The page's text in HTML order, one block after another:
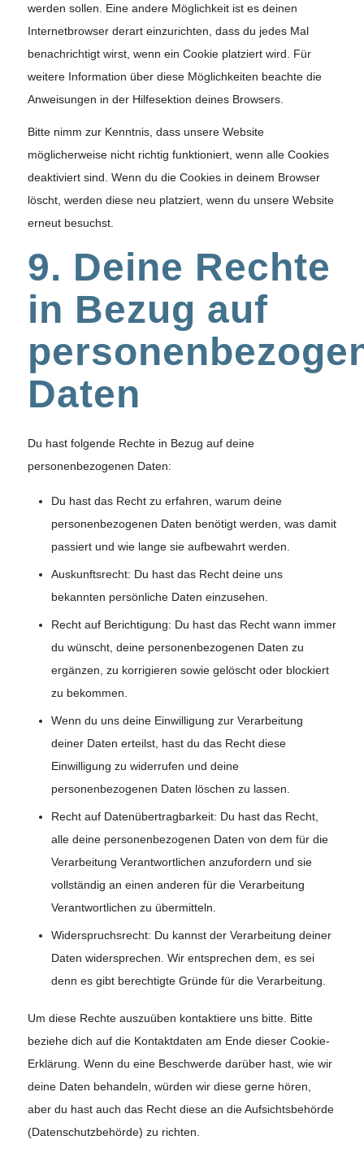
werden sollen. Eine andere Möglichkeit ist es deinen
Internetbrowser derart einzurichten, dass du jedes Mal
benachrichtigt wirst, wenn ein Cookie platziert wird. Für
weitere Information über diese Möglichkeiten beachte die
Anweisungen in der Hilfesektion deines Browsers.
Bitte nimm zur Kenntnis, dass unsere Website
möglicherweise nicht richtig funktioniert, wenn alle Cookies
deaktiviert sind. Wenn du die Cookies in deinem Browser
löscht, werden diese neu platziert, wenn du unsere Website
erneut besuchst.
9. Deine Rechte
in Bezug auf
Daten
Du hast folgende Rechte in Bezug auf deine
personenbezogenen Daten:
Du hast das Recht zu erfahren, warum deine
personenbezogenen Daten benötigt werden, was damit
passiert und wie lange sie aufbewahrt werden.
Auskunftsrecht: Du hast das Recht deine uns
bekannten persönliche Daten einzusehen.
Recht auf Berichtigung: Du hast das Recht wann immer
du wünscht, deine personenbezogenen Daten zu
ergänzen, zu korrigieren sowie gelöscht oder blockiert
zu bekommen.
Wenn du uns deine Einwilligung zur Verarbeitung
deiner Daten erteilst, hast du das Recht diese
Einwilligung zu widerrufen und deine
personenbezogenen Daten löschen zu lassen.
Recht auf Datenübertragbarkeit: Du hast das Recht,
alle deine personenbezogenen Daten von dem für die
Verarbeitung Verantwortlichen anzufordern und sie
vollständig an einen anderen für die Verarbeitung
Verantwortlichen zu übermitteln.
Widerspruchsrecht: Du kannst der Verarbeitung deiner
Daten widersprechen. Wir entsprechen dem, es sei
denn es gibt berechtigte Gründe für die Verarbeitung.
Um diese Rechte auszuüben kontaktiere uns bitte. Bitte
beziehe dich auf die Kontaktdaten am Ende dieser Cookie-
Erklärung. Wenn du eine Beschwerde darüber hast, wie wir
deine Daten behandeln, würden wir diese gerne hören,
aber du hast auch das Recht diese an die Aufsichtsbehörde
(Datenschutzbehörde) zu richten.